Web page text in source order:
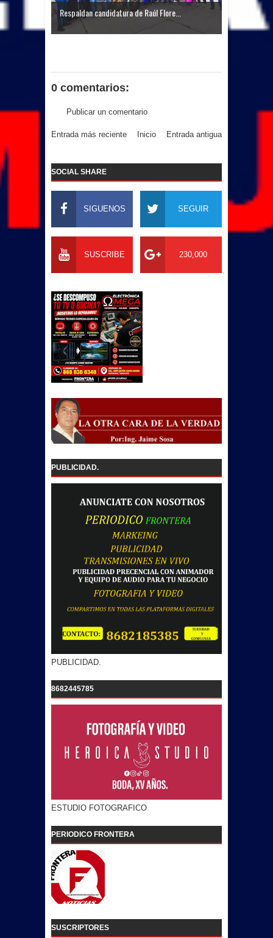
Respaldan candidatura de Raúl Flore...
0 comentarios:
Publicar un comentario
Entrada más reciente Entrada antigua
Inicio
SOCIAL SHARE
SIGUENOS SEGUIR
SUSCRIBE 230,000
PUBLICIDAD.
PUBLICIDAD.
8682445785
ESTUDIO FOTOGRAFICO
PERIODICO FRONTERA
SUSCRIPTORES